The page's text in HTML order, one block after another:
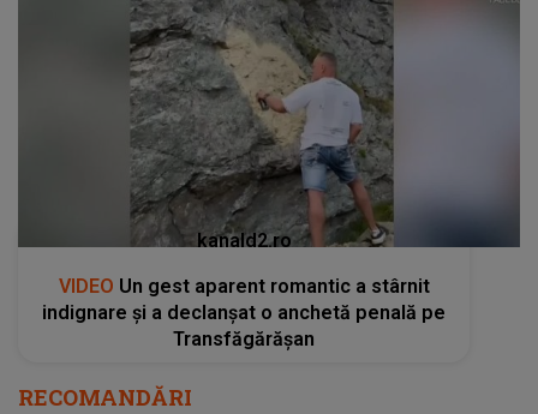
kanald2.ro
VIDEO Un gest aparent romantic a stârnit
indignare și a declanșat o anchetă penală pe
Transfăgărășan
RECOMANDĂRI